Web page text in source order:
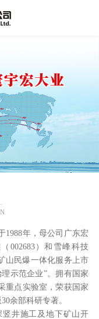
1988年，母公司广东宏
002683）和雪峰科技
山民爆一体化服务上市
示范企业”。拥有国家
重点实验室，荣获国家
余部科研专著。
井施工及地下矿山开